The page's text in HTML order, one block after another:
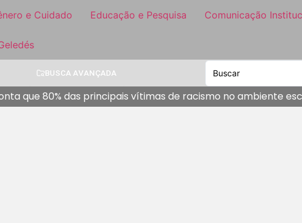
e Cuidado Educação e Pesquisa Comunicação
BUSCA AVANÇADA
que 80% das principais vítimas de racismo no ambiente